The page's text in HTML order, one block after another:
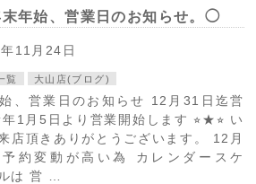
年始、営業日のお知らせ。◯
11月24日
覧 大山店(ブログ)
、営業日のお知らせ 12月31日迄営
1月5日より営業開始します ⭐︎★⭐︎ い
店頂きありがとうございます。 12月
約変動が高い為 カレンダースケ
は 営 …